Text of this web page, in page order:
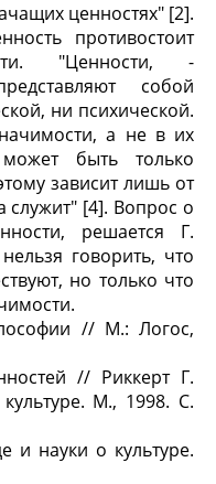
ценностях" [2].
противостоит
"Ценности, -
собой
ни психической.
а не в их
быть только
зависит лишь от
служит" [4]. Вопрос о
решается Г.
говорить, что
но только что
// М.: Логос,
// Риккерт Г.
М., 1998. С.
и науки о культуре.